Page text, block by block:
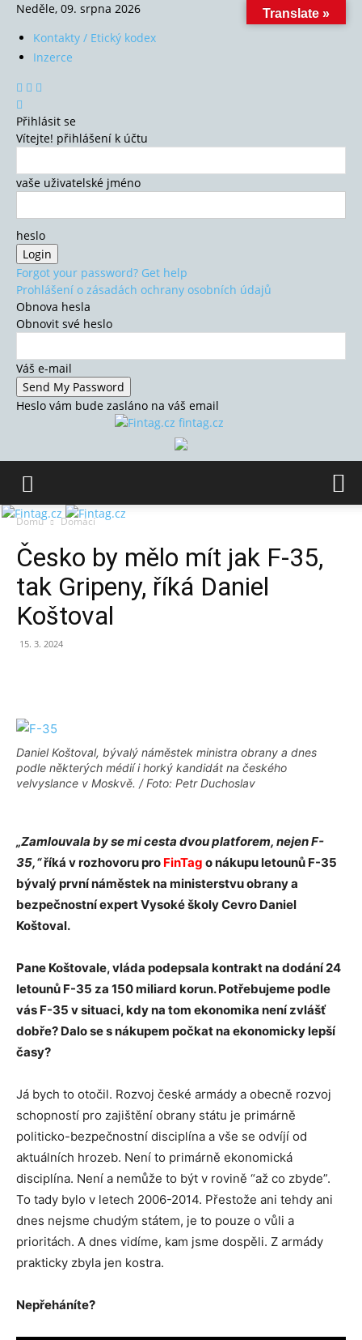
Neděle, 09. srpna 2026
Kontakty / Etický kodex
Inzerce
Přihlásit se
Vítejte! přihlášení k účtu
vaše uživatelské jméno
heslo
Forgot your password? Get help
Prohlášení o zásadách ochrany osobních údajů
Obnova hesla
Obnovit své heslo
Váš e-mail
Heslo vám bude zasláno na váš email
fintag.cz
Domů Domácí
Česko by mělo mít jak F-35,
tak Gripeny, říká Daniel
Koštoval
15. 3. 2024
Daniel Koštoval, bývalý náměstek ministra obrany a dnes
podle některých médií i horký kandidát na českého
velvyslance v Moskvě. / Foto: Petr Duchoslav
„Zamlouvala by se mi cesta dvou platforem, nejen F-
35,“říká v rozhovoru pro FinTag o nákupu letounů F-35
bývalý první náměstek na ministerstvu obrany a
bezpečnostní expertVysoké školy Cevro Daniel
Koštoval.
Pane Koštovale, vláda podepsala kontrakt na dodání24
letounů F-35 za 150 miliard korun. Potřebujeme podle
vás F-35 v situaci, kdy na tom ekonomika nenízvlášť
dobře? Dalo se s nákupem počkat na ekonomicky lepší
časy?
Já bych to otočil. Rozvoj české armády a obecně rozvoj
schopností pro zajištění obrany státu je primárně
politicko-bezpečnostní disciplína a vše se odvíjí od
aktuálních hrozeb. Není to primárně ekonomická
disciplína. Není a nemůže to být v rovině “až co zbyde”.
To tady bylo v letech 2006-2014. Přestože ani tehdy ani
dnes nejsme chudým státem, je to pouze o vůli a
prioritách. A dnes vidíme, kam jsme dospěli. Z armády
prakticky zbyla jen kostra.
Nepřeháníte?
Translate »